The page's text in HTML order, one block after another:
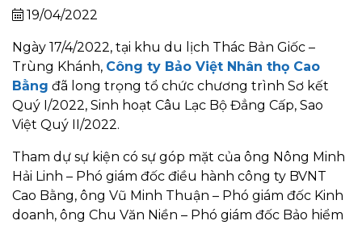
19/04/2022
Ngày 17/4/2022, tại khu du lịch Thác Bản Giốc –
Trùng Khánh, Công ty Bảo Việt Nhân thọ Cao
Bằng đã long trọng tổ chức chương trình Sơ kết
Quý I/2022, Sinh hoạt Câu Lạc Bộ Đẳng Cấp, Sao
Việt Quý II/2022.
Tham dự sự kiện có sự góp mặt của ông Nông Minh
Hải Linh – Phó giám đốc điều hành công ty BVNT
Cao Bằng, ông Vũ Minh Thuận – Phó giám đốc Kinh
doanh, ông Chu Văn Niền – Phó giám đốc Bảo hiểm